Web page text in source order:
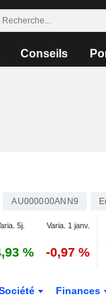
Conseils
AU000000ANN9
5j. Varia. 1 janv.
% -0,97 %
Finances